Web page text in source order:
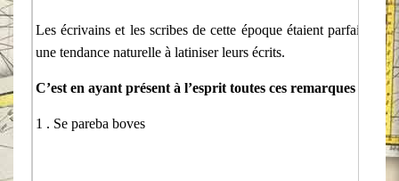
Les écrivains et les scribes de cette époque étaient
une tendance naturelle à latiniser leurs écrits.
C’est en ayant présent à l’esprit toutes ces remarques que
1 . Se pareba boves